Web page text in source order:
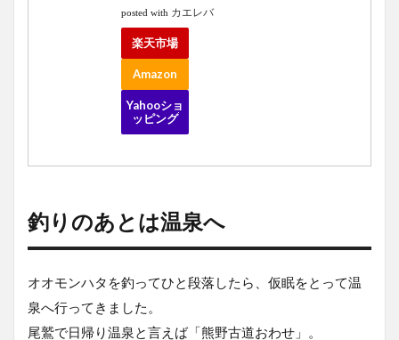
posted with カエレバ
楽天市場
Amazon
Yahooショ
ッピング
釣りのあとは温泉へ
オオモンハタを釣ってひと段落したら、仮眠をとって温
泉へ行ってきました。
尾鷲で日帰り温泉と言えば「熊野古道おわせ」。